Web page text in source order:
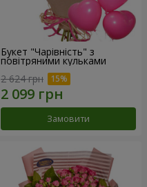
Букет "Чарівність" з
повітряними кульками
2 624 грн
Замовити